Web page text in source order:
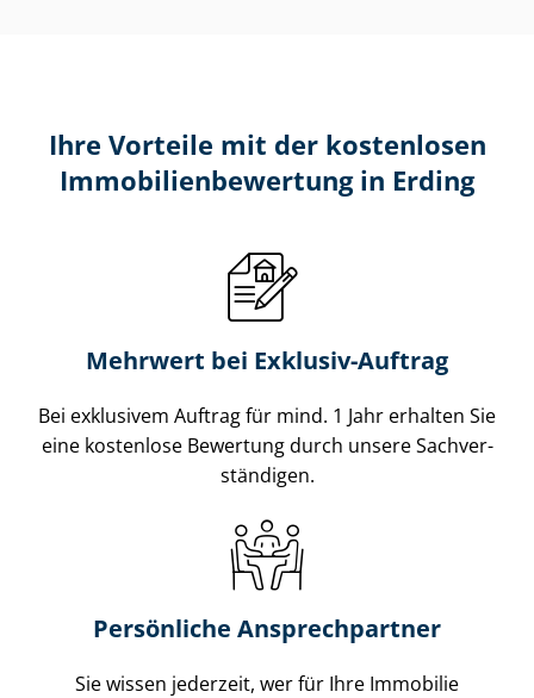
Ihre Vorteile mit der kostenlosen
Im­mo­bi­li­en­be­wer­tung in Erding
Mehrwert bei Exklusiv-Auftrag
Bei exklusivem Auftrag für mind. 1 Jahr erhalten Sie
eine kostenlose Bewertung durch unsere Sach­ver­
stän­di­gen.
Persönliche Ansprechpartner
Sie wissen jederzeit, wer für Ihre Immobilie